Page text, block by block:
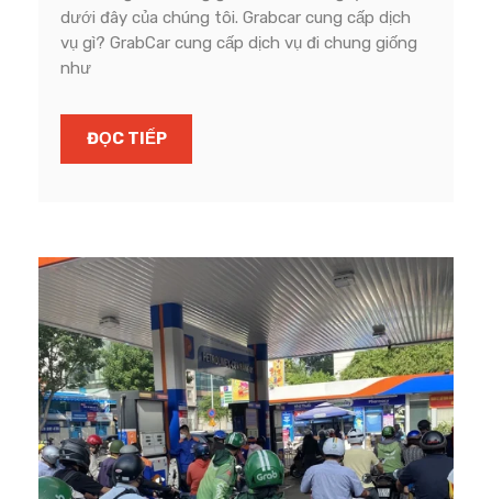
dưới đây của chúng tôi. Grabcar cung cấp dịch
vụ gì? GrabCar cung cấp dịch vụ đi chung giống
như
ĐỌC TIẾP